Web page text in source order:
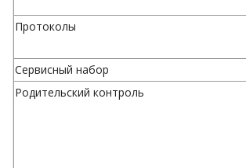
Протоколы
Сервисный набор
Родительский контроль